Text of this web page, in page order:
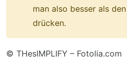
man also besser als den
drücken.
© THesIMPLIFY – Fotolia.com